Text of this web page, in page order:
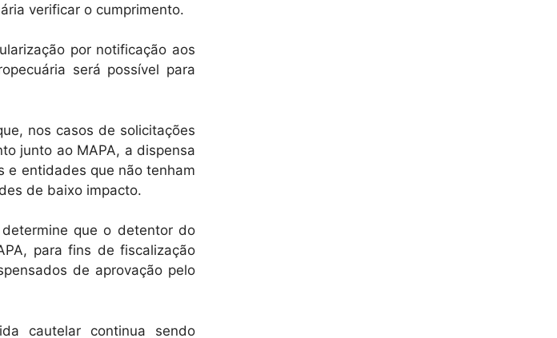
verificar o cumprimento.
por notificação aos
será possível para
nos casos de solicitações
junto ao MAPA, a dispensa
e entidades que não tenham
de baixo impacto.
que o detentor do
para fins de fiscalização
de aprovação pelo
cautelar continua sendo